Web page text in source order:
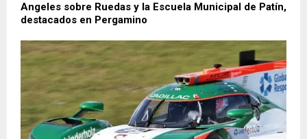
Angeles sobre Ruedas y la Escuela Municipal de Patín,
destacados en Pergamino